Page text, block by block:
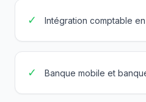
✓ Intégration comptable
✓ Banque mobile et